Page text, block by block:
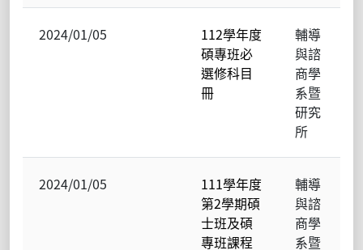
2024/01/05
112學年度
碩專班必
選修科目
冊
輔導
與諮
商學
系暨
研究
所
2024/01/05
111學年度
第2學期碩
士班及碩
專班課程
輔導
與諮
商學
系暨